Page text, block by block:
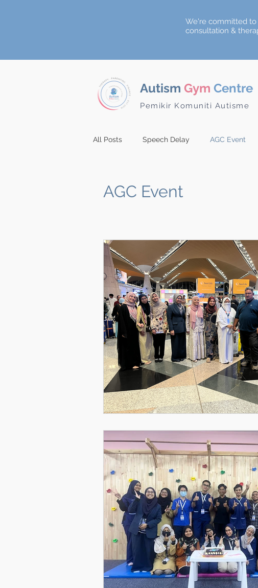
We're committed
consultation &
Autism Gym Centre
Pemikir Komuniti Autisme
All Posts Speech Delay AGC Event
AGC Event